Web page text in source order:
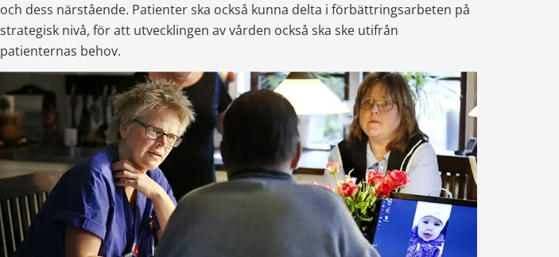
och dess närstående. Patienter ska också kunna delta i förbättringsarbeten på
strategisk nivå, för att utvecklingen av vården också ska ske utifrån
patienternas behov.